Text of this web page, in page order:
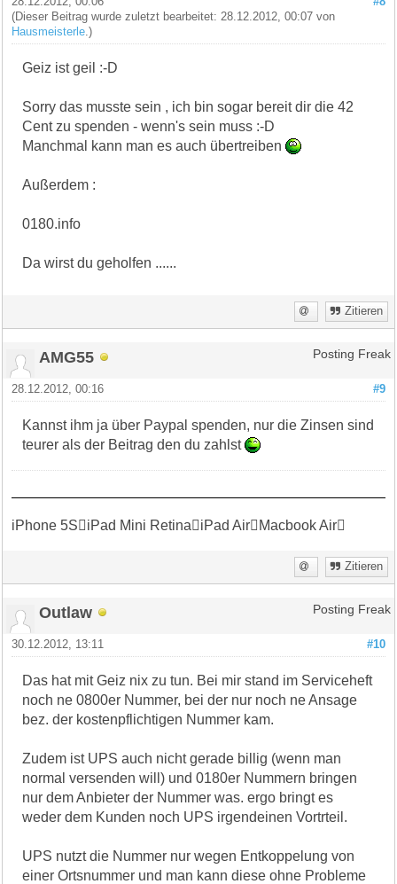
(Dieser Beitrag wurde zuletzt bearbeitet: 28.12.2012, 00:07 von
Hausmeisterle .)
Geiz ist geil :-D
Sorry das musste sein , ich bin sogar bereit dir die 42
Cent zu spenden - wenn's sein muss :-D
Manchmal kann man es auch übertreiben
Außerdem :
0180.info
Da wirst du geholfen ......
Zitieren
AMG55 Posting Freak
#9
28.12.2012, 00:16
Kannst ihm ja über Paypal spenden, nur die Zinsen sind
teurer als der Beitrag den du zahlst
iPhone 5SiPad Mini RetinaiPad AirMacbook Air
Zitieren
Outlaw Posting Freak
#10
30.12.2012, 13:11
Das hat mit Geiz nix zu tun. Bei mir stand im Serviceheft
noch ne 0800er Nummer, bei der nur noch ne Ansage
bez. der kostenpflichtigen Nummer kam.
Zudem ist UPS auch nicht gerade billig (wenn man
normal versenden will) und 0180er Nummern bringen
nur dem Anbieter der Nummer was. ergo bringt es
weder dem Kunden noch UPS irgendeinen Vortrteil.
UPS nutzt die Nummer nur wegen Entkoppelung von
einer Ortsnummer und man kann diese ohne Probleme